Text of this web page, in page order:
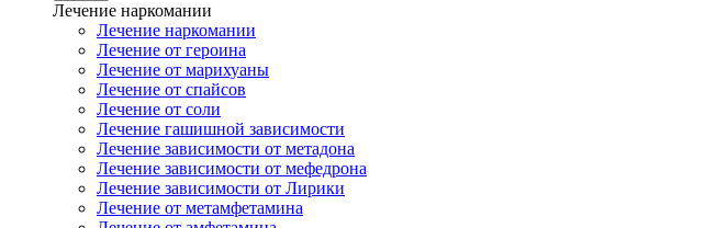
Лечение наркомании
Лечение наркомании
Лечение от героина
Лечение от марихуаны
Лечение от спайсов
Лечение от соли
Лечение гашишной зависимости
Лечение зависимости от метадона
Лечение зависимости от мефедрона
Лечение зависимости от Лирики
Лечение от метамфетамина